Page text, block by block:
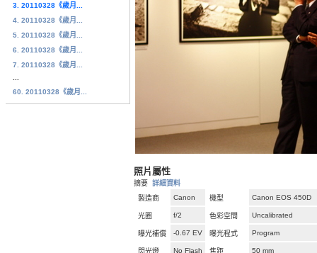
3. 20110328《歲月...
4. 20110328《歲月...
5. 20110328《歲月...
6. 20110328《歲月...
7. 20110328《歲月...
60. 20110328《歲月...
照片屬性
摘要 詳細資料
製造商
Canon 機型 Canon EOS 450D
光圈 f/2 色彩空間 Uncalibrated
曝光補償 -0.67 EV 曝光程式 Program
閃光燈 No Flash 焦距 50 mm